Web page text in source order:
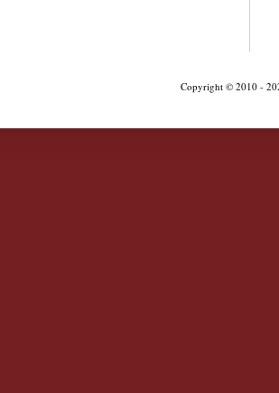
Copyright © 2010 -